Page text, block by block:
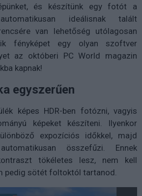
és készítünk egy fotót a
ideálisnak talált
van lehetőség utólagosan
fényképet egy olyan szoftver
az októberi PC World magazin
kapnak!
egyszerűen
képes HDR-ben fotózni, vagyis
képeket készíteni. Ilyenkor
expozíciós időkkel, majd
összefűzi. Ennek
tökéletes lesz, nem kell
pedig sötét foltoktól tartanod.